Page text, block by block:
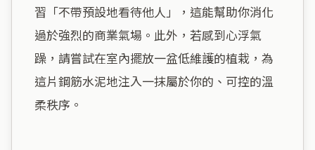
習「不帶預設地看待他人」，這能幫助你消化
過於強烈的商業氣場。此外，若感到心浮氣
躁，請嘗試在室內擺放一盆低維護的植栽，為
這片鋼筋水泥地注入一抹屬於你的、可控的溫
柔秩序。